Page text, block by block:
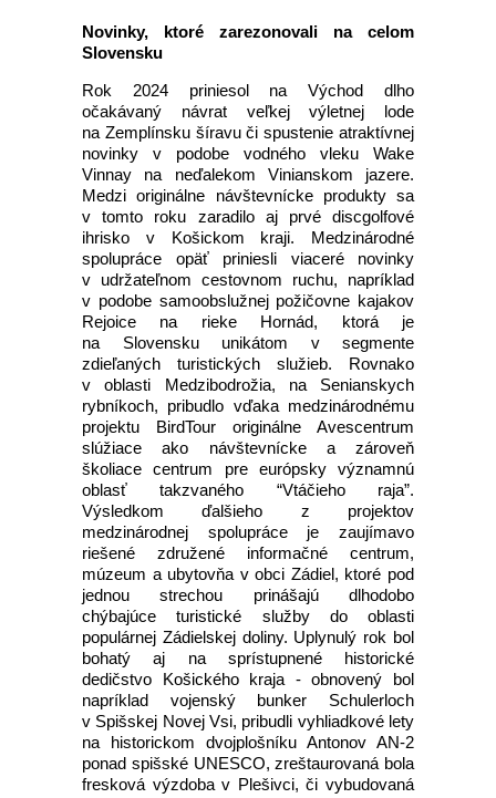
Novinky, ktoré zarezonovali na celom
Slovensku
Rok 2024 priniesol na Východ dlho
očakávaný návrat veľkej výletnej lode
na Zemplínsku šíravu či spustenie atraktívnej
novinky v podobe vodného vleku Wake
Vinnay na neďalekom Vinianskom jazere.
Medzi originálne návštevnícke produkty sa
v tomto roku zaradilo aj prvé discgolfové
ihrisko v Košickom kraji. Medzinárodné
spolupráce opäť priniesli viaceré novinky
v udržateľnom cestovnom ruchu, napríklad
v podobe samoobslužnej požičovne kajakov
Rejoice na rieke Hornád, ktorá je
na Slovensku unikátom v segmente
zdieľaných turistických služieb. Rovnako
v oblasti Medzibodrožia, na Senianskych
rybníkoch, pribudlo vďaka medzinárodnému
projektu BirdTour originálne Avescentrum
slúžiace ako návštevnícke a zároveň
školiace centrum pre európsky významnú
oblasť takzvaného “Vtáčieho raja”.
Výsledkom ďalšieho z projektov
medzinárodnej spolupráce je zaujímavo
riešené združené informačné centrum,
múzeum a ubytovňa v obci Zádiel, ktoré pod
jednou strechou prinášajú dlhodobo
chýbajúce turistické služby do oblasti
populárnej Zádielskej doliny. Uplynulý rok bol
bohatý aj na sprístupnené historické
dedičstvo Košického kraja - obnovený bol
napríklad vojenský bunker Schulerloch
v Spišskej Novej Vsi, pribudli vyhliadkové lety
na historickom dvojplošníku Antonov AN-2
ponad spišské UNESCO, zreštaurovaná bola
fresková výzdoba v Plešivci, či vybudovaná